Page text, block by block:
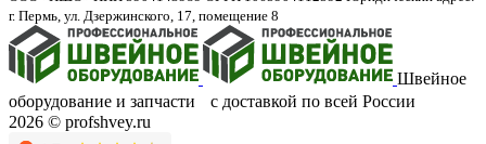
г. Пермь, ул. Дзержинского, 17, помещение 8
Швейное
оборудование и запчасти с доставкой по всей России
2026 © profshvey.ru